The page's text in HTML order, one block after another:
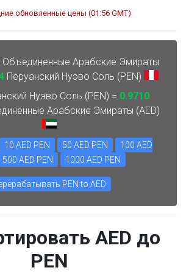
обновленные цены (01:56 GMT)
Арабские Эмираты
Перуанский Нуэво Соль (PEN)
Нуэво Соль (PEN) = 0.9710
Арабские Эмираты (AED)
10 AED PEN 50 AED PEN
100 AED
500 AED PEN 1000 AED PEN
PEN to AED
AED до
PEN